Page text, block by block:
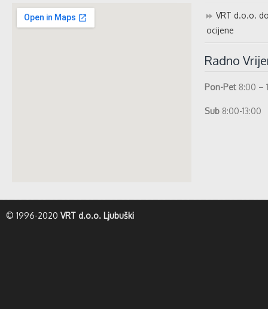
VRT d.o.o.
ocijene
Radno
Pon-Pet 8:00 –
Sub 8:00-13:00
© 1996-2020 VRT d.o.o. Ljubuški